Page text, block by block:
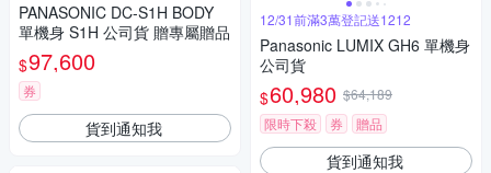
PANASONIC DC-S1H BODY
單機身 S1H 公司貨 贈專屬贈品
$97,600
券
貨到通知我
12/31前滿3萬登記送1212
Panasonic LUMIX GH6 單機身
公司貨
$60,980 $64,189
限時下殺
券 贈品
貨到通知我